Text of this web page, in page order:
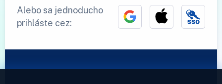
Alebo sa jednoducho
prihláste cez: